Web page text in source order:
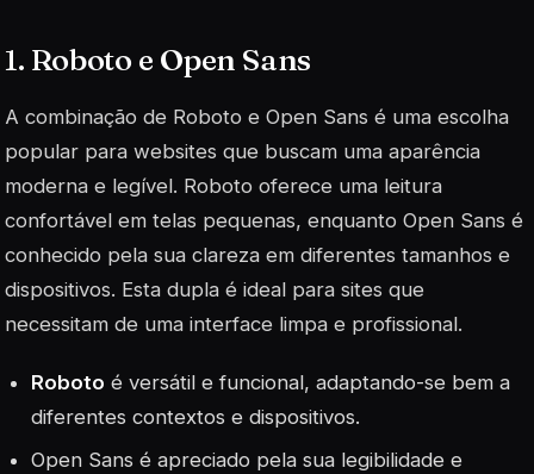
1. Roboto e Open Sans
A combinação de Roboto e Open Sans é uma escolha
popular para websites que buscam uma aparência
moderna e legível. Roboto oferece uma leitura
confortável em telas pequenas, enquanto Open Sans é
conhecido pela sua clareza em diferentes tamanhos e
dispositivos. Esta dupla é ideal para sites que
necessitam de uma interface limpa e profissional.
Roboto é versátil e funcional, adaptando-se bem a
diferentes contextos e dispositivos.
Open Sans é apreciado pela sua legibilidade e